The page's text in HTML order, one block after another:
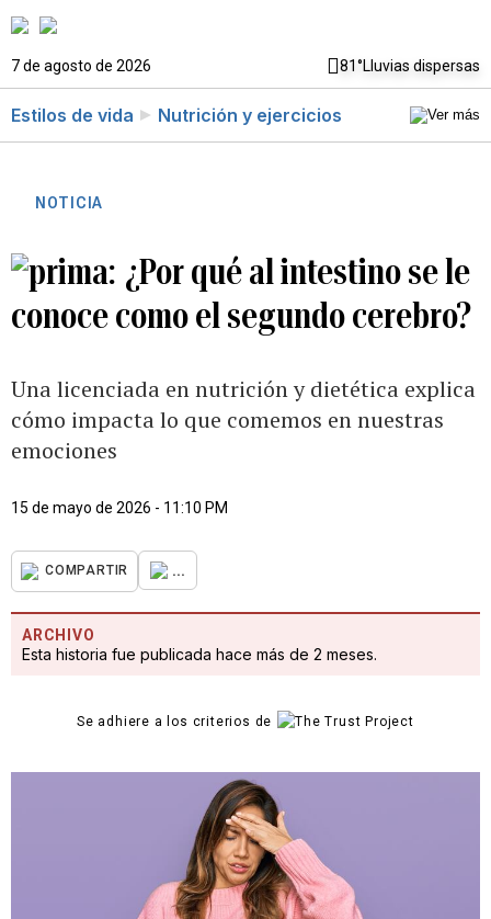
7 de agosto de 2026 81°Lluvias dispersas
Estilos de vida Nutrición y ejercicios
NOTICIA
¿Por qué al intestino se le
conoce como el segundo cerebro?
Una licenciada en nutrición y dietética explica
cómo impacta lo que comemos en nuestras
emociones
15 de mayo de 2026 - 11:10 PM
COMPARTIR ...
ARCHIVO
Esta historia fue publicada hace más de 2 meses.
Se adhiere a los criterios de